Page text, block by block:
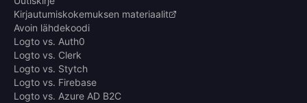
Kirjautumiskokemuksen materiaalit
Avoin lähdekoodi
Logto vs. Auth0
Logto vs. Clerk
Logto vs. Stytch
Logto vs. Firebase
Logto vs. Azure AD B2C